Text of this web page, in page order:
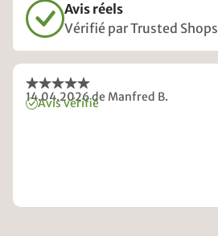
Avis réels
Vérifié par Trusted Shops
14.04.2026de Manfred B.
Avis vérifié